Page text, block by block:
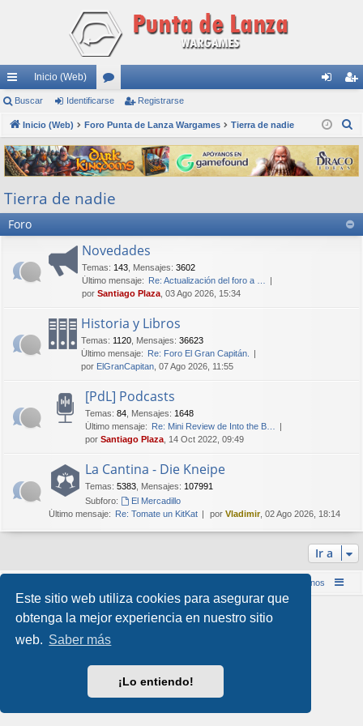
Este sitio web utiliza cookies para asegurar que
obtenga la mejor experiencia en nuestro sitio
web. Saber más
¡Lo entiendo!
nl
ac
es
rá
pi
do
Inicio (Web)
or
os nti
fic
ar
ist
ra
rs
Buscar Identificarse Registrarse
Inicio (Web) Foro Punta de Lanza Wargames Tierra de nadie
s
c
r
Tierra de nadie
Foro
Novedades
Temas: 143 Mensajes: 3602
Último mensaje: Re: Actualización del foro a …
por Santiago Plaza , 03 Ago 2026, 15:34
Historia y Libros
Temas: 1120 Mensajes: 36623
Último mensaje: Re: Foro El Gran Capitán.
por ElGranCapitan , 07 Ago 2026, 11:55
[PdL] Podcasts
Temas: 84 Mensajes: 1648
Último mensaje: Re: Mini Review de Into the B…
por Santiago Plaza , 14 Oct 2022, 09:49
La Cantina - Die Kneipe
Temas: 5383 Mensajes: 107991
Subforo:
El Mercadillo
Último mensaje: Re: Tomate un KitKat por Vladimir, 02 Ago 2026, 18:14
Ir a
Contáctenos
Style porArty & halilesen
Traducción al español por